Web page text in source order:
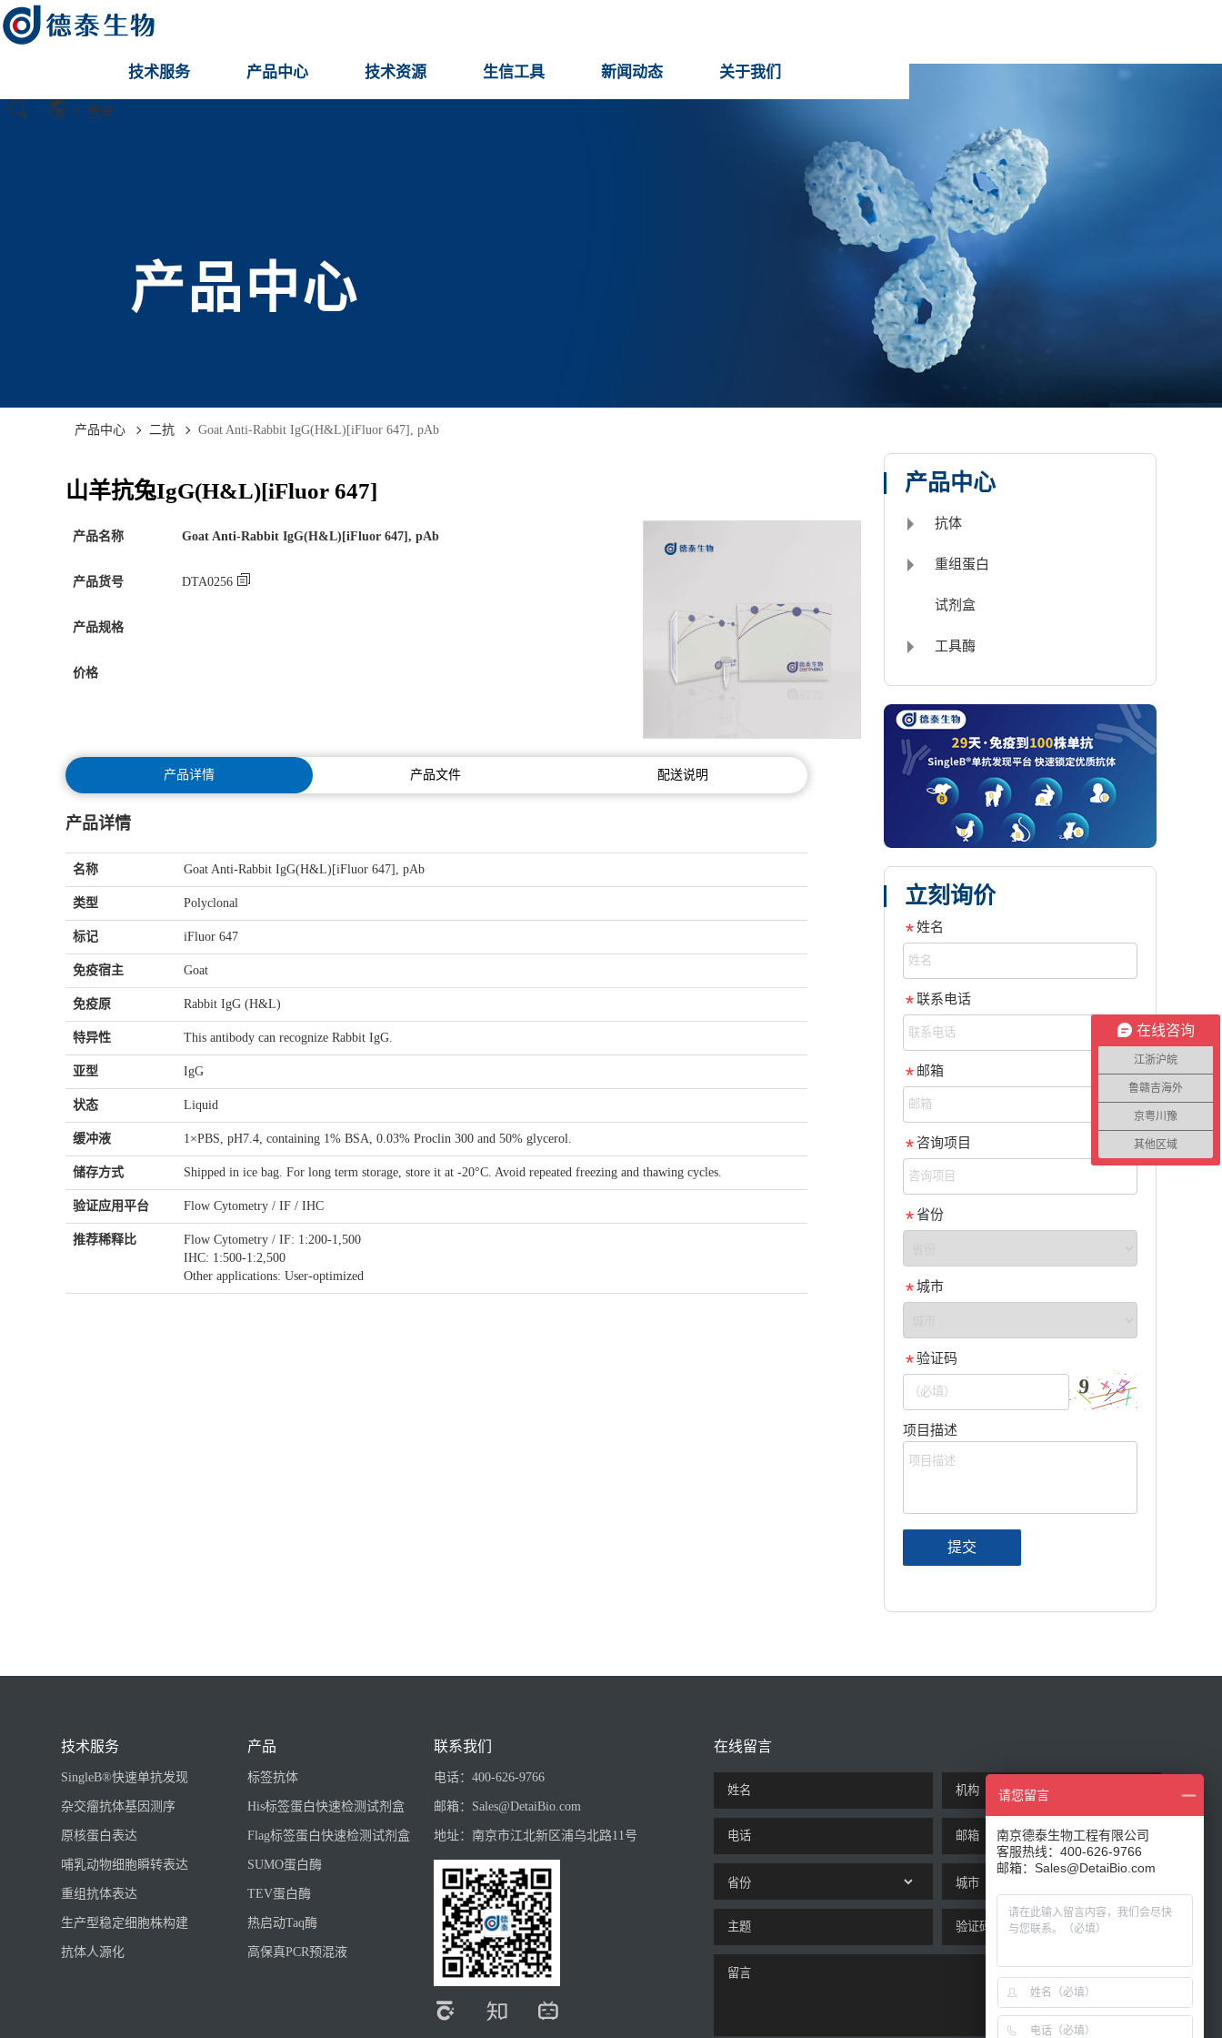
技术服务 产品中心 技术资源 生信工具 新闻动态 关于我们
| | 登录
产品中心
产品中心 二抗 Goat Anti-Rabbit IgG(H&L)[iFluor 647], pAb
山羊抗兔IgG(H&L)[iFluor 647]
产品名称 Goat Anti-Rabbit IgG(H&L)[iFluor 647], pAb
产品货号 DTA0256
产品规格
价格
产品详情 产品文件 配送说明
产品详情
名称 Goat Anti-Rabbit IgG(H&L)[iFluor 647], pAb
类型 Polyclonal
标记 iFluor 647
免疫宿主 Goat
免疫原 Rabbit IgG (H&L)
特异性 This antibody can recognize Rabbit IgG.
亚型 IgG
状态 Liquid
缓冲液 1×PBS, pH7.4, containing 1% BSA, 0.03% Proclin 300 and 50% glycerol.
储存方式 Shipped in ice bag. For long term storage, store it at -20°C. Avoid repeated freezing and thawing cycles.
验证应用平台 Flow Cytometry / IF / IHC
推荐稀释比
Flow Cytometry / IF: 1:200-1,500
IHC: 1:500-1:2,500
Other applications: User-optimized
产品中心
抗体
重组蛋白
试剂盒
工具酶
立刻询价
姓名
联系电话
邮箱
咨询项目
省份
城市
验证码
项目描述
提交
技术服务
SingleB®快速单抗发现
杂交瘤抗体基因测序
原核蛋白表达
哺乳动物细胞瞬转表达
重组抗体表达
生产型稳定细胞株构建
抗体人源化
产品
标签抗体
His标签蛋白快速检测试剂盒
Flag标签蛋白快速检测试剂盒
SUMO蛋白酶
TEV蛋白酶
热启动Taq酶
高保真PCR预混液
联系我们
电话： 400-626-9766
邮箱： Sales@DetaiBio.com
地址： 南京市江北新区浦乌北路11号
在线留言
在线咨询
江浙沪皖
鲁赣吉海外
京粤川豫
其他区域
请您留言
南京德泰生物工程有限公司
客服热线：400-626-9766
邮箱：Sales@DetaiBio.com